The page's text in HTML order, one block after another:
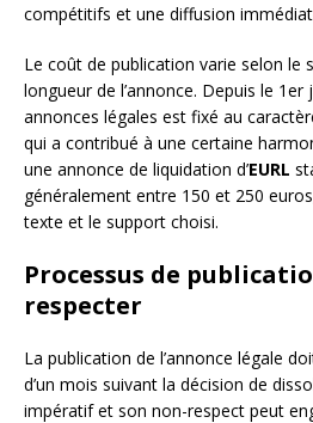
compétitifs et une diffusion
Le coût de publication varie selon le
longueur de l’annonce. Depuis le
annonces légales est fixé au
qui a contribué à une certaine
une annonce de liquidation d’EURL
généralement entre 150 et 250
texte et le support choisi.
Processus de
respecter
La publication de l’annonce légale
d’un mois suivant la décision de
impératif et son non-respect peut